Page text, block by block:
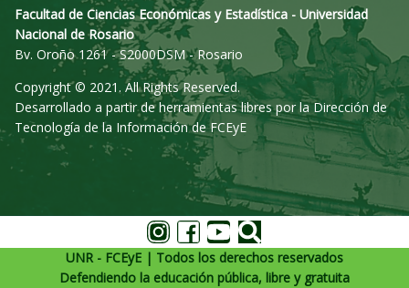
Facultad de Ciencias Económicas y Estadística - Universidad
Nacional de Rosario
Bv. Oroño 1261 - S2000DSM - Rosario
Copyright © 2021. All Rights Reserved.
Desarrollado a partir de herramientas libres por la Dirección de
Tecnología de la Información de FCEyE
UNR - FCEyE | Todos los derechos reservados
Defendiendo la educación pública, libre y gratuita